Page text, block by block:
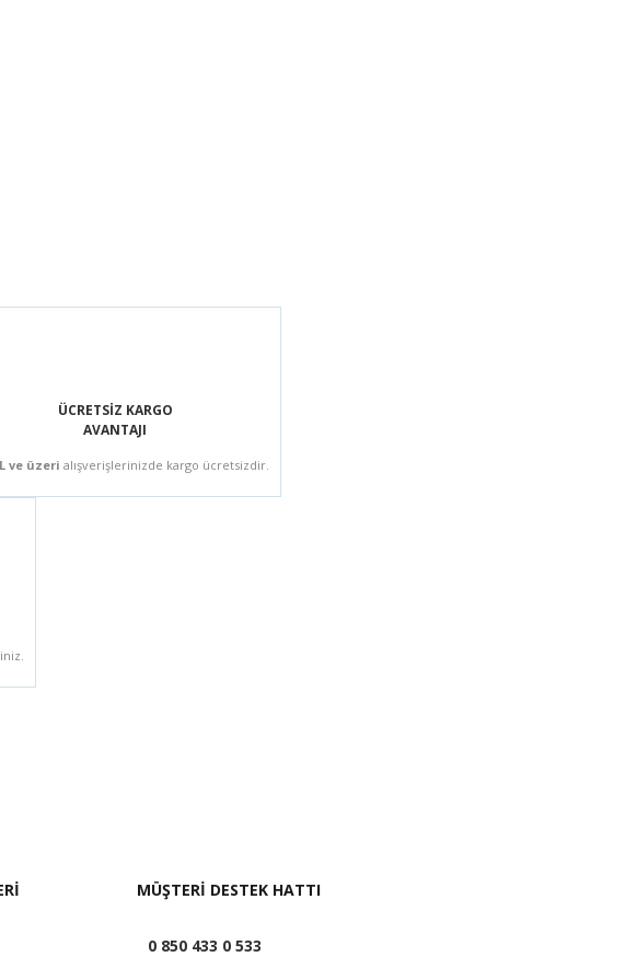
ÜCRETSİZ KARGO
AVANTAJI
ve üzeri alışverişlerinizde kargo ücretsizdir.
MÜŞTERİ DESTEK HATTI
0 850 433 0 533